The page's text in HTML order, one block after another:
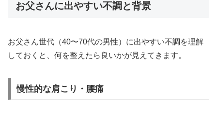
お父さんに出やすい不調と背景
お父さん世代（40〜70代の男性）に出やすい不調を理解
しておくと、何を整えたら良いかが見えてきます。
慢性的な肩こり・腰痛